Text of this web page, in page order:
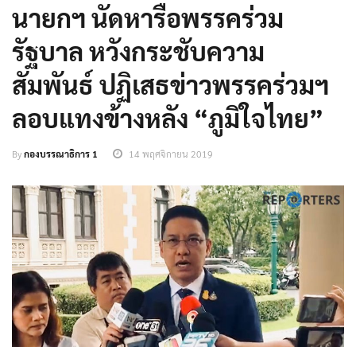
นายกฯ นัดหารือพรรคร่วม
รัฐบาล หวังกระชับความ
สัมพันธ์ ปฏิเสธข่าวพรรคร่วมฯ
ลอบแทงข้างหลัง “ภูมิใจไทย”
Byกองบรรณาธิการ 1 14 พฤศจิกายน 2019